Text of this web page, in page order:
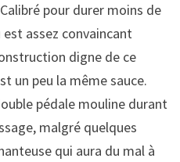
pour durer moins de
assez convaincant
digne de ce
un peu la même sauce.
pédale mouline durant
malgré quelques
qui aura du mal à